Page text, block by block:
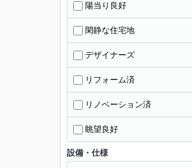
陽当り良好
閑静な住宅地
デザイナーズ
リフォーム済
リノベーション済
眺望良好
設備・仕様